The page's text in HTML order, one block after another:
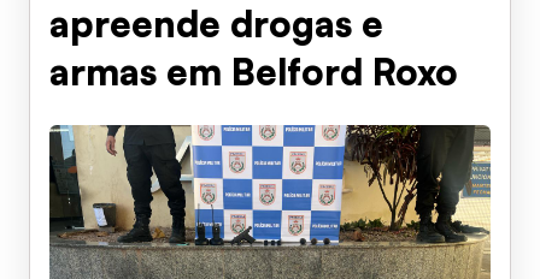
apreende drogas e
armas em Belford Roxo